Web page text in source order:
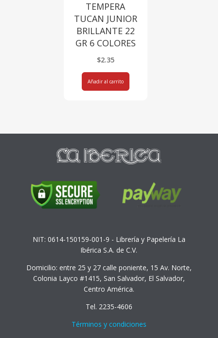
TEMPERA
TUCAN JUNIOR
BRILLANTE 22
GR 6 COLORES
$2.35
Añadir al carrito
NIT: 0614-150159-001-9 - Librería y Papelería La
Ibérica S.A. de C.V.
Domicilio: entre 25 y 27 calle poniente, 15 Av. Norte,
Colonia Layco #1415, San Salvador, El Salvador,
Centro América.
Tel. 2235-4606
Términos y condiciones